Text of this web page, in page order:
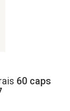
60 caps